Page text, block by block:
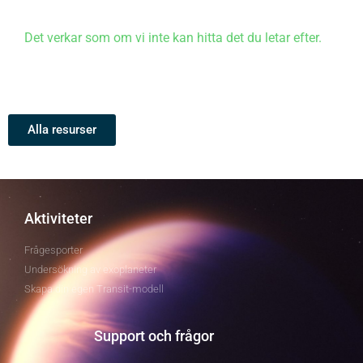
Det verkar som om vi inte kan hitta det du letar efter.
Alla resurser
Aktiviteter
Frågesporter
Undersökning av exoplaneter
Skapa din egen Transit-modell
Support och frågor